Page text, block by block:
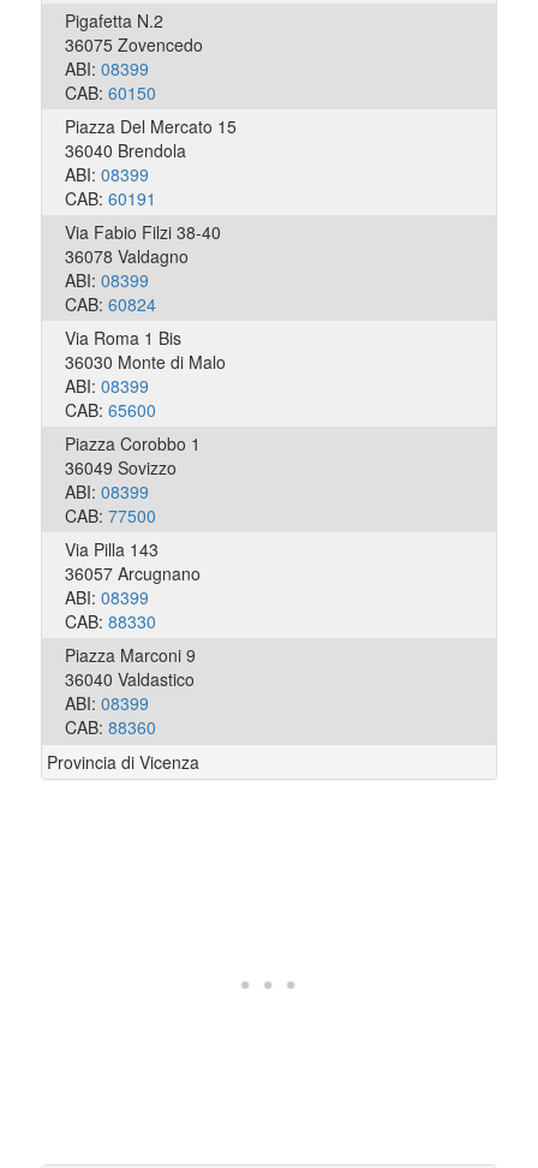
Pigafetta N.2
36075 Zovencedo
ABI: 08399
CAB: 60150
Piazza Del Mercato 15
36040 Brendola
ABI: 08399
CAB: 60191
Via Fabio Filzi 38-40
36078 Valdagno
ABI: 08399
CAB: 60824
Via Roma 1 Bis
36030 Monte di Malo
ABI: 08399
CAB: 65600
Piazza Corobbo 1
36049 Sovizzo
ABI: 08399
CAB: 77500
Via Pilla 143
36057 Arcugnano
ABI: 08399
CAB: 88330
Piazza Marconi 9
36040 Valdastico
ABI: 08399
CAB: 88360
Provincia di Vicenza